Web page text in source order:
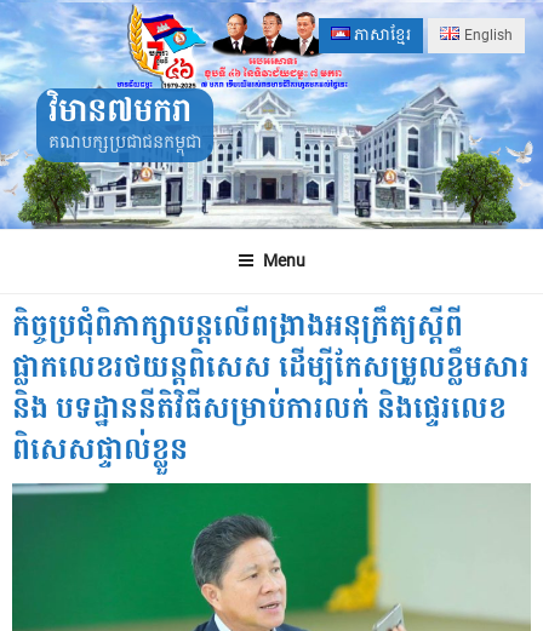
Skip
to
content
ភាសាខ្មែរ English
វិមាន៧មករា
គណបក្សប្រជាជនកម្ពុជា
Menu
កិច្ចប្រជុំពិភាក្សាបន្តលើពង្រាងអនុក្រឹត្យស្តីពី
ផ្លាកលេខរថយន្តពិសេស ដើម្បីកែសម្រួលខ្លឹមសារ
និង បទដ្ឋាននីតិវិធីសម្រាប់ការលក់ និងផ្ទេរលេខ
ពិសេសផ្ទាល់ខ្លួន